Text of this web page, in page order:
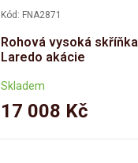
Kód: FNA2871
Rohová vysoká skříňka
Laredo akácie
Skladem
17 008 Kč